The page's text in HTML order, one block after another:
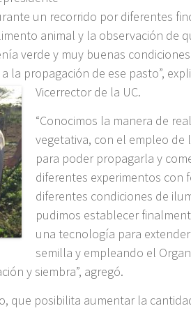
un recorrido por diferentes
animal y la observación de
verde y muy buenas
la propagación de ese pasto”,
Vicerrector de la UC.
“Conocimos la manera de
vegetativa, con el empleo de
para poder propagarla y
diferentes experimentos con
diferentes condiciones de
pudimos establecer
una tecnología para
semilla y empleando el
y siembra”, agregó.
que posibilita aumentar la